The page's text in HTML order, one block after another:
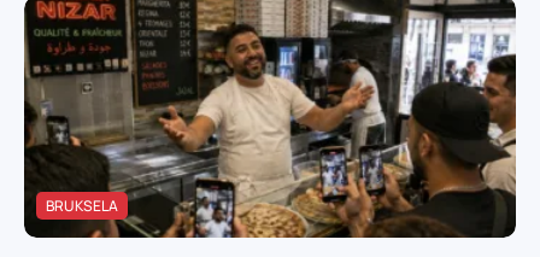
BRUKSELA